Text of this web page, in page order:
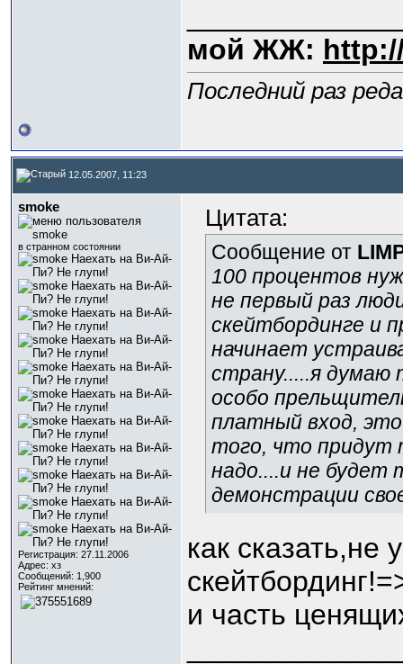
мой ЖЖ:
Последний раз
12.05.2007, 11:23
smoke
в странном состоянии
Регистрация: 27.11.2006
Адрес: хз
Сообщений: 1,900
Рейтинг мнений:
Цитата:
Сообщение от
100 процентов
не первый раз
скейтбординге и
начинает
страну.....я думаю
особо
платный вход, это
того, что придут
надо....и не будет
демонстрации
как сказать,не
и часть